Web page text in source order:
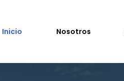
Inicio Nosotros